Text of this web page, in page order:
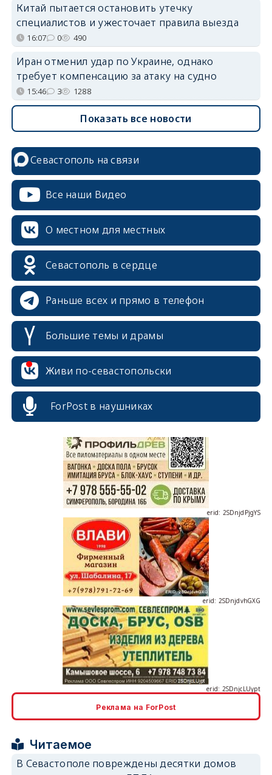
Китай пытается остановить утечку
специалистов и ужесточает правила выезда
16:07 0 490
Иран отменил удар по Украине, однако
требует компенсацию за атаку на судно
15:46 3 1288
Показать все новости
Севастополь на связи
Все наши Видео
О местном для местных
Севастополь в сердце
Раньше всех и прямо в телефон
Большие темы и драмы
Живи по-севастопольски
ForPost в наушниках
erid: 2SDnjdvhGXG
Реклама на ForPost
Читаемое
В Севастополе повреждены десятки домов